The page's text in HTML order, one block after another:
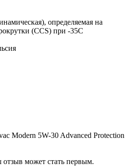
определяемая на
(CCS) при -35С
Modern 5W-30 Advanced Protection
может стать первым.